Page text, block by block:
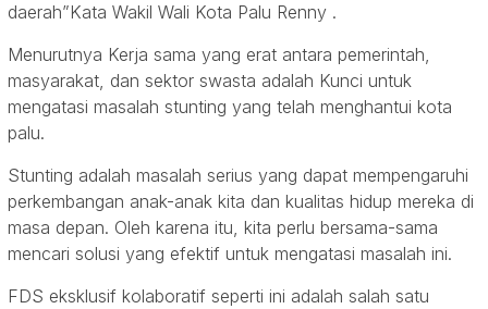
daerah”Kata Wakil Wali Kota Palu Renny .
Menurutnya Kerja sama yang erat antara pemerintah,
masyarakat, dan sektor swasta adalah Kunci untuk
mengatasi masalah stunting yang telah menghantui kota
palu.
Stunting adalah masalah serius yang dapat mempengaruhi
perkembangan anak-anak kita dan kualitas hidup mereka di
masa depan. Oleh karena itu, kita perlu bersama-sama
mencari solusi yang efektif untuk mengatasi masalah ini.
FDS eksklusif kolaboratif seperti ini adalah salah satu